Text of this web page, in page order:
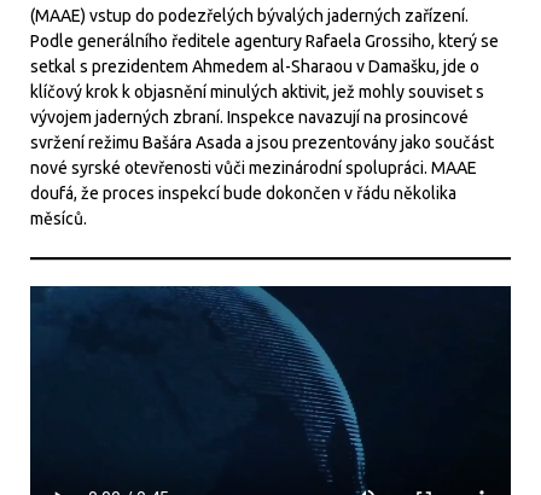
(MAAE) vstup do podezřelých bývalých jaderných zařízení.
Podle generálního ředitele agentury Rafaela Grossiho, který se
setkal s prezidentem Ahmedem al-Sharaou v Damašku, jde o
klíčový krok k objasnění minulých aktivit, jež mohly souviset s
vývojem jaderných zbraní. Inspekce navazují na prosincové
svržení režimu Bašára Asada a jsou prezentovány jako součást
nové syrské otevřenosti vůči mezinárodní spolupráci. MAAE
doufá, že proces inspekcí bude dokončen v řádu několika
měsíců.